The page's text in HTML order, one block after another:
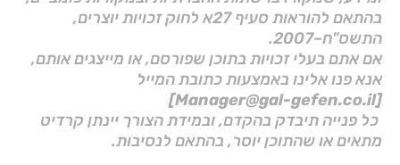
בהתאם להוראות סעיף 27א לחוק זכויות יוצרים,
התשס"ח–2007.
אם אתם בעלי זכויות בתוכן שפורסם, או מייצגים אותם,
אנא פנו אלינו באמצעות כתובת המייל
[Manager@gal-gefen.co.il]
כל פנייה תיבדק בהקדם, ובמידת הצורך יינתן קרדיט
מתאים או שהתוכן יוסר, בהתאם לנסיבות.